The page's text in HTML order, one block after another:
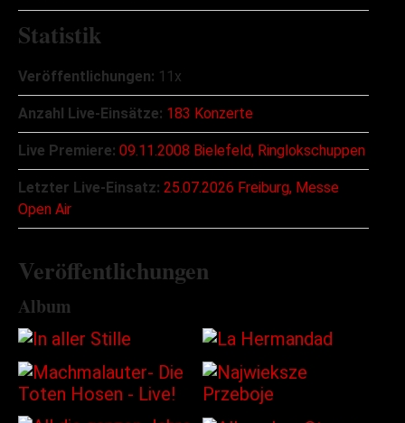
Statistik
Veröffentlichungen: 11x
Anzahl Live-Einsätze: 183 Konzerte
Live Premiere: 09.11.2008 Bielefeld, Ringlokschuppen
Letzter Live-Einsatz: 25.07.2026 Freiburg, Messe
Open Air
Veröffentlichungen
Album